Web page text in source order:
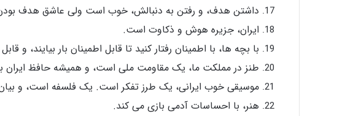
داشتن هدف، و رفتن به دنبالش، خوب است ولی عاشق هدف
ایران، جزیره هوش و ذکاوت است.
با بچه ها، با اطمینان رفتار کنید تا قابل اطمینان بار بیایند، و
طنز در مملکت ما، یک مقاومت ملی است، و همیشه حافظ ایران
موسیقی خوب ایرانی، یک طرز تفکر است. یک فلسفه است، و
هنر، با احساسات آدمی بازی می کند.